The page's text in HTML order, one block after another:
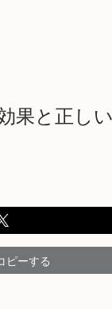
果と正し
ピーする